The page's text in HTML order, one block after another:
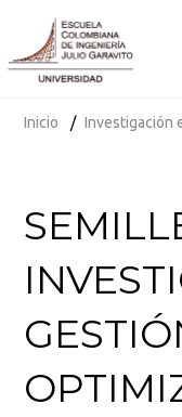
Inicio Investigación